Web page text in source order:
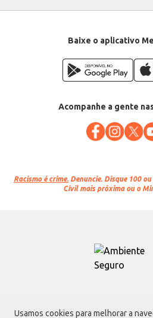
Usamos cookies para melhorar a
Baixe o aplicativo
Acompanhe a gente
Racismo é crime. Denuncie. Disque 100
Civil mais próxima ou o
Atacadão